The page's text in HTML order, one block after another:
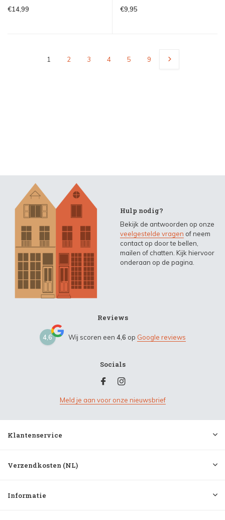
€14,99 €9,95
1 2 3 4 5 9
Hulp nodig?
Bekijk de antwoorden op onze
veelgestelde vragen of neem
contact op door te bellen,
mailen of chatten. Kijk hiervoor
onderaan op de pagina.
Reviews
4,6 Wij scoren een 4,6 op Google reviews
Socials
Meld je aan voor onze nieuwsbrief
Klantenservice
Verzendkosten (NL)
Informatie